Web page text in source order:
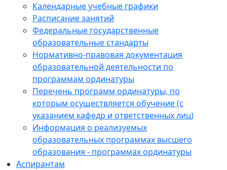
Календарные учебные графики
Расписание занятий
Федеральные государственные
образовательные стандарты
Нормативно-правовая документация
образовательной деятельности по
программам ординатуры
Перечень программ ординатуры, по
которым осуществляется обучение (с
указанием кафедр и ответственных лиц)
Информация о реализуемых
образовательных программах высшего
образования - программах ординатуры
Аспирантам